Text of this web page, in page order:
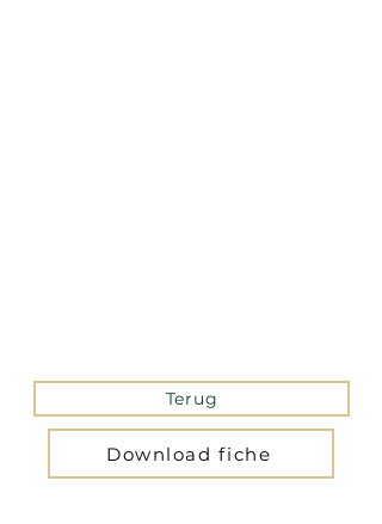
Terug
Download fiche